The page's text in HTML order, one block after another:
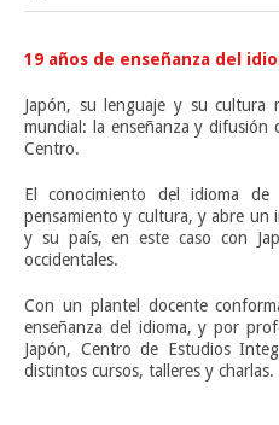
19 años de enseñanza del
Japón, su lenguaje y su cultura
mundial: la enseñanza y difusión
Centro.
El conocimiento del idioma
pensamiento y cultura, y abre un
y su país, en este caso con
occidentales.
Con un plantel docente
enseñanza del idioma, y por
Japón, Centro de Estudios
distintos cursos, talleres y charlas.